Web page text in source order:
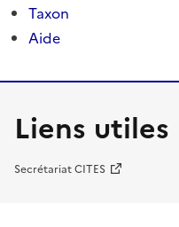
Taxon
Aide
Liens utiles
Secrétariat CITES